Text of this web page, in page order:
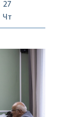
27
Чт